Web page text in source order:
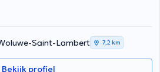
of niet. Maak een afspraak ;)
Saint-Lambert 7,2 km
Bekijk profiel